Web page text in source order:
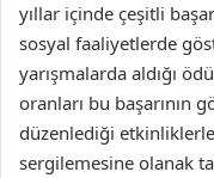
yıllar içinde çeşitli
sosyal faaliyetlerde
yarışmalarda aldığı
oranları bu başarının
düzenlediği
sergilemesine olanak